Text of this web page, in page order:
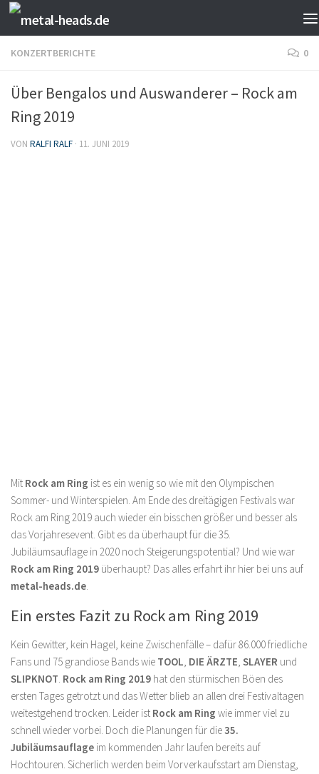
Zum Inhalt springen
KONZERTBERICHTE 0
Über Bengalos und Auswanderer – Rock am
Ring 2019
VON RALFI RALF · 11. JUNI 2019
Mit Rock am Ring ist es ein wenig so wie mit den Olympischen
Sommer- und Winterspielen. Am Ende des dreitägigen Festivals war
Rock am Ring 2019 auch wieder ein bisschen größer und besser als
das Vorjahresevent. Gibt es da überhaupt für die 35.
Jubiläumsauflage in 2020 noch Steigerungspotential? Und wie war
Rock am Ring 2019 überhaupt? Das alles erfahrt ihr hier bei uns auf
metal-heads.de.
Ein erstes Fazit zu Rock am Ring 2019
Kein Gewitter, kein Hagel, keine Zwischenfälle – dafür 86.000 friedliche
Fans und 75 grandiose Bands wie TOOL, DIE ÄRZTE, SLAYER und
SLIPKNOT. Rock am Ring 2019 hat den stürmischen Böen des
ersten Tages getrotzt und das Wetter blieb an allen drei Festivaltagen
weitestgehend trocken. Leider ist Rock am Ring wie immer viel zu
schnell wieder vorbei. Doch die Planungen für die35.
Jubiläumsauflage im kommenden Jahr laufen bereits auf
Hochtouren. Sicherlich werden beim Vorverkaufsstart am Dienstag,